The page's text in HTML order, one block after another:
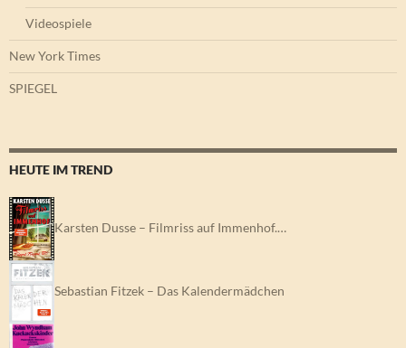
Videospiele
New York Times
SPIEGEL
HEUTE IM TREND
Karsten Dusse – Filmriss auf Immenhof.…
Sebastian Fitzek – Das Kalendermädchen